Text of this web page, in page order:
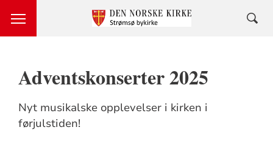
Adventskonserter 2025
Nyt musikalske opplevelser i kirken i
førjulstiden!